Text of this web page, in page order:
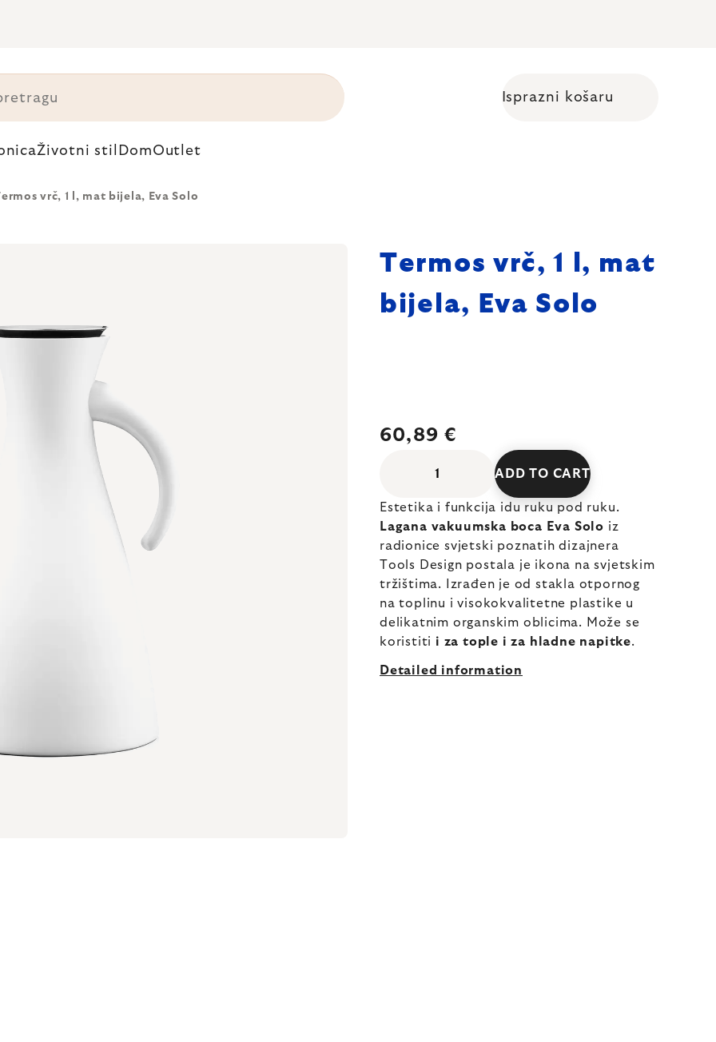
Isprazni košaru
Životni stil DomOutlet
vrč, 1 l, mat bijela, Eva Solo
Termos vrč, 1 l, mat
bijela, Eva Solo
60,89 €
ADD TO CART
Estetika i funkcija idu ruku pod ruku.
Lagana vakuumska boca Eva Solo iz
radionice svjetski poznatih dizajnera
Tools Design postala je ikona na svjetskim
tržištima. Izrađen je od stakla otpornog
na toplinu i visokokvalitetne plastike u
delikatnim organskim oblicima. Može se
koristiti i za tople i za hladne napitke.
Detailed information